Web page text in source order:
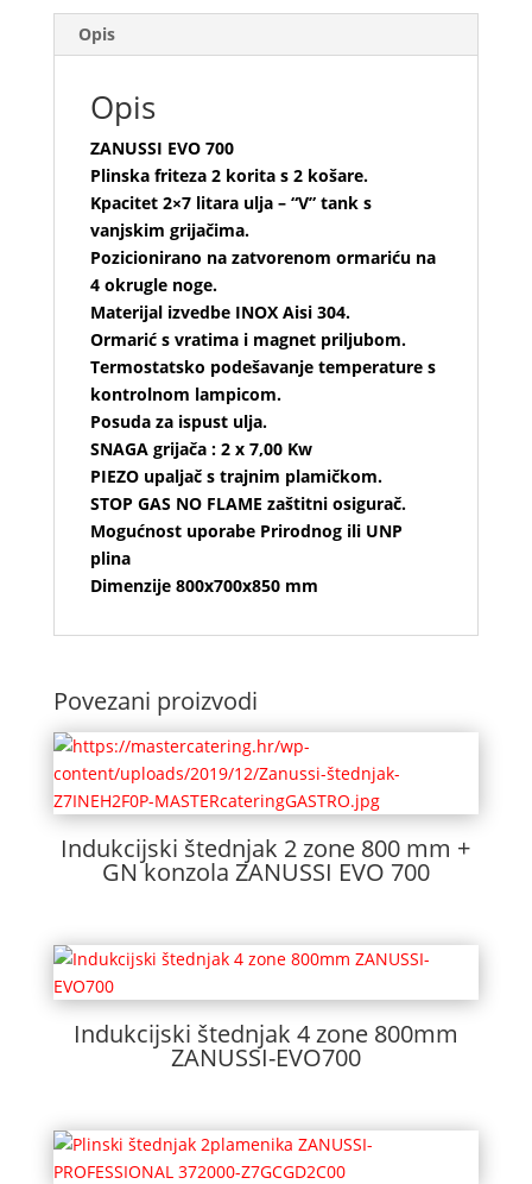
Opis
Opis
ZANUSSI EVO 700
Plinska friteza 2 korita s 2 košare.
Kpacitet 2×7 litara ulja – “V” tank s
vanjskim grijačima.
Pozicionirano na zatvorenom ormariću na
4 okrugle noge.
Materijal izvedbe INOX Aisi 304.
Ormarić s vratima i magnet priljubom.
Termostatsko podešavanje temperature s
kontrolnom lampicom.
Posuda za ispust ulja.
SNAGA grijača : 2 x 7,00 Kw
PIEZO upaljač s trajnim plamičkom.
STOP GAS NO FLAME zaštitni osigurač.
Mogućnost uporabe Prirodnog ili UNP
plina
Dimenzije 800x700x850 mm
Povezani proizvodi
Indukcijski štednjak 2 zone 800 mm +
GN konzola ZANUSSI EVO 700
Indukcijski štednjak 4 zone 800mm
ZANUSSI-EVO700